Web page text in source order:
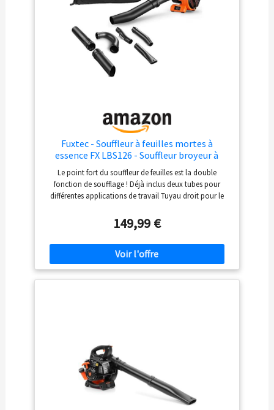
du hachoir déchiquette les
feuilles à 12:0 Conseil
FUXTEC : pour un
fonctionnement optimal et
durable de nos appareils,
nous recommandons nos
Fuxtec - Souffleur à feuilles mortes à
essence FX LBS126 - Souffleur broyeur à
feuilles 4 en 1 avec 2 tubes de soufflage et
un sac collecteur - Testé classe supérieure
1,4
Le point fort du souffleur de feuilles est la double
fonction de soufflage ! Déjà inclus deux tubes pour
différentes applications de travail Tuyau droit pour le
un sol meuble, par exemple une pelouse Vitesse d'air
maximale de 71 m/s encore plus élevée grâce à un
ventilateur de taille plus importante, un verrouillage des
gaz pour un travail confortable plus longtemps, un
carburateur avec pompe primaire Grand sac de collecte
pour la fonction d'aspiration, la pince métallique
149,99 €